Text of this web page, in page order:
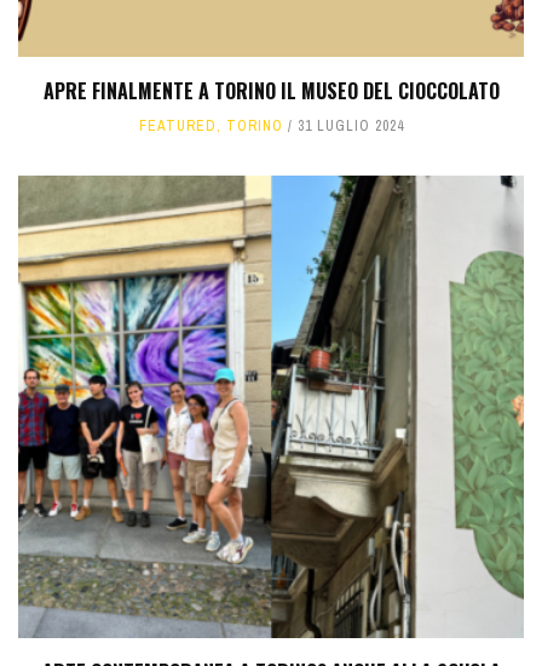
APRE FINALMENTE A TORINO IL MUSEO DEL CIOCCOLATO
FEATURED, TORINO 31 LUGLIO 2024